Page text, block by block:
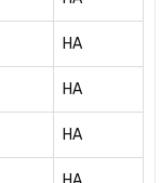
HA
HA
HA